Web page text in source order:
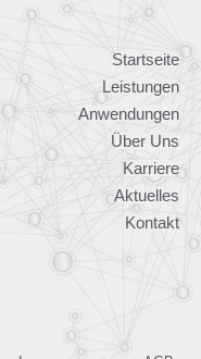
Startseite
Leistungen
Anwendungen
Über Uns
Karriere
Aktuelles
Kontakt